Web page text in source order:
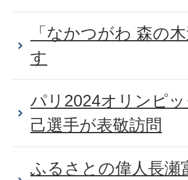
「なかつがわ 森の
す
パリ2024オリンピ
己選手が表敬訪問
ふるさとの偉人長瀬